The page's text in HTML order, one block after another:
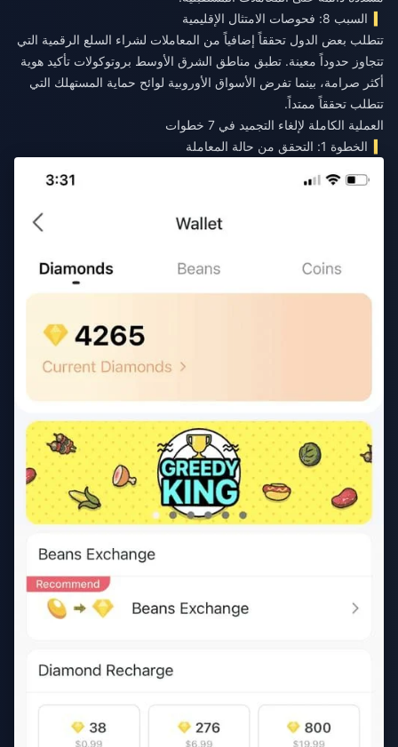
السبب 8: فحوصات الامتثال الإقليمية
تتطلب بعض الدول تحققاً إضافياً من المعاملات لشراء السلع الرقمية التي
تتجاوز حدوداً معينة. تطبق مناطق الشرق الأوسط بروتوكولات تأكيد هوية
أكثر صرامة، بينما تفرض الأسواق الأوروبية لوائح حماية المستهلك التي
تتطلب تحققاً ممتداً.
العملية الكاملة لإلغاء التجميد في 7 خطوات
الخطوة 1: التحقق من حالة المعاملة